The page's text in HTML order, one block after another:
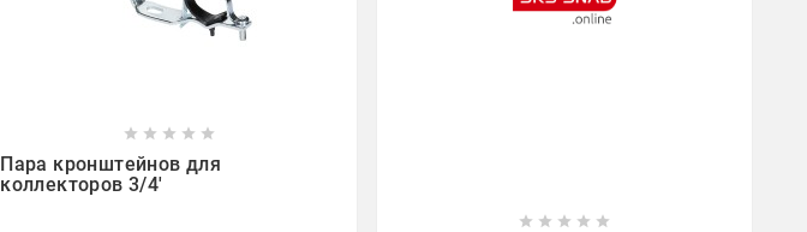
    
Пара кронштейнов для
коллекторов 3/4'
    